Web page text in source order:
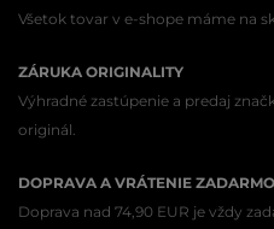
Všetok tovar v e-shope máme na
ZÁRUKA ORIGINALITY
Výhradné zastúpenie a predaj
originál.
DOPRAVA A VRÁTENIE ZADARMO
Doprava nad 74,90 EUR je vždy